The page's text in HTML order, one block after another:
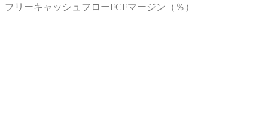
フリーキャッシュフローFCFマージン（％）